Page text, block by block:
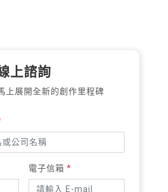
上諮詢
上展開全新的創作里程碑
電子信箱 *